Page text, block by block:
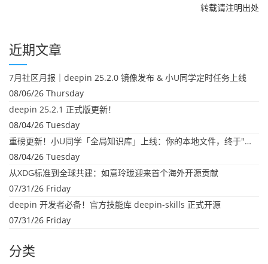
转载请注明出处
近期文章
7月社区月报｜deepin 25.2.0 镜像发布 & 小U同学定时任务上线
08/06/26 Thursday
deepin 25.2.1 正式版更新！
08/04/26 Tuesday
重磅更新！小U同学「全局知识库」上线：你的本地文件，终于"活"起来了
08/04/26 Tuesday
从XDG标准到全球共建：如意玲珑迎来首个海外开源贡献
07/31/26 Friday
deepin 开发者必备！官方技能库 deepin-skills 正式开源
07/31/26 Friday
分类